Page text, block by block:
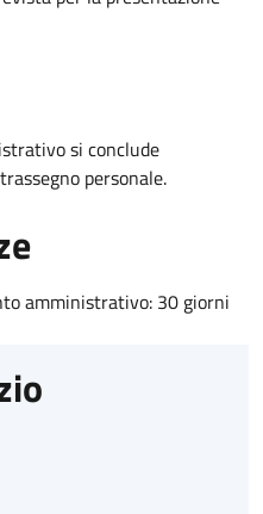
si conclude
personale.
amministrativo: 30 giorni